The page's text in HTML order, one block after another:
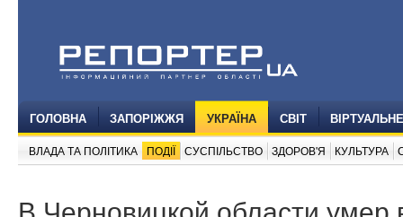
ГОЛОВНА ЗАПОРІЖЖЯ УКРАЇНА СВІТ
ВЛАДА ТА ПОЛІТИКА ПОДІЇ СУСПІЛЬСТВО ЗДОРОВ'Я КУЛЬТУРА